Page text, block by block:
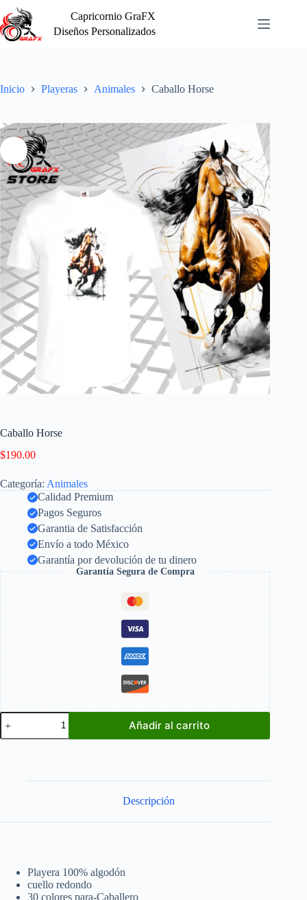
Saltar
al
contenido
Capricornio GraFX
Diseños Personalizados
Inicio Playeras Animales Caballo Horse
Caballo Horse
$190.00
Categoría: Animales
Calidad Premium
Pagos Seguros
Garantia de Satisfacción
Envío a todo México
Garantía por devolución de tu dinero
Garantía Segura de Compra
Caballo
Horse
cantidad
Añadir al carrito
Descripción
Playera 100% algodón
cuello redondo
30 colores para-Caballero